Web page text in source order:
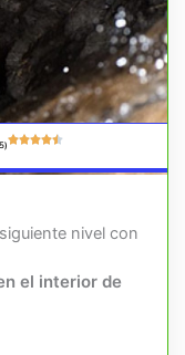
nivel con
el interior de